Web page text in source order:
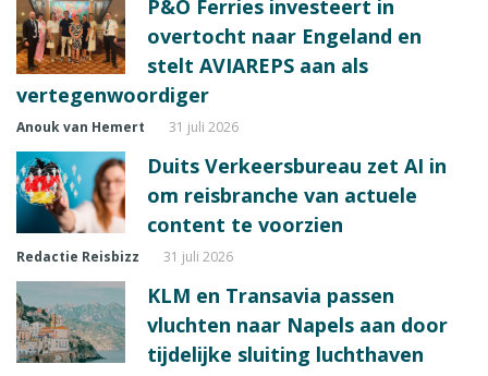
P&O Ferries investeert in
overtocht naar Engeland en
stelt AVIAREPS aan als
vertegenwoordiger
Anouk van Hemert 31 juli 2026
Duits Verkeersbureau zet AI in
om reisbranche van actuele
content te voorzien
Redactie Reisbizz 31 juli 2026
KLM en Transavia passen
vluchten naar Napels aan door
tijdelijke sluiting luchthaven